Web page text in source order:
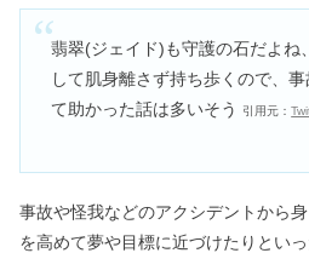
翡翠(ジェイド)も守護の石だよね
して肌身離さず持ち歩くので、
て助かった話は多いそう
引用元：
事故や怪我などのアクシデントから
を高めて夢や目標に近づけたりといっ